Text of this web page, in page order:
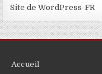
Site de WordPress-FR
Accueil